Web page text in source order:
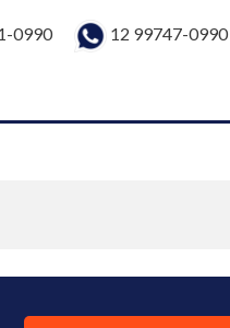
0990 12 99747-0990